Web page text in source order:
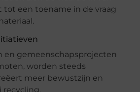
tot een toename in de vraag
en gemeenschapsprojecten
worden steeds
meer bewustzijn en
recycling.